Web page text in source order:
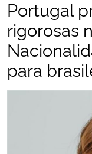
Portugal
rigorosas
para